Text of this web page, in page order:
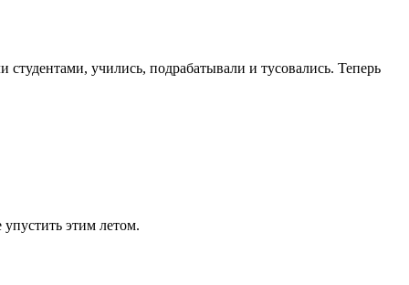
учились, подрабатывали и тусовались. Теперь
этим летом.